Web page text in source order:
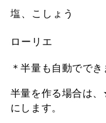
塩、こしょう
ローリエ
＊半量も自動ででき
半量を作る場合は
にします。